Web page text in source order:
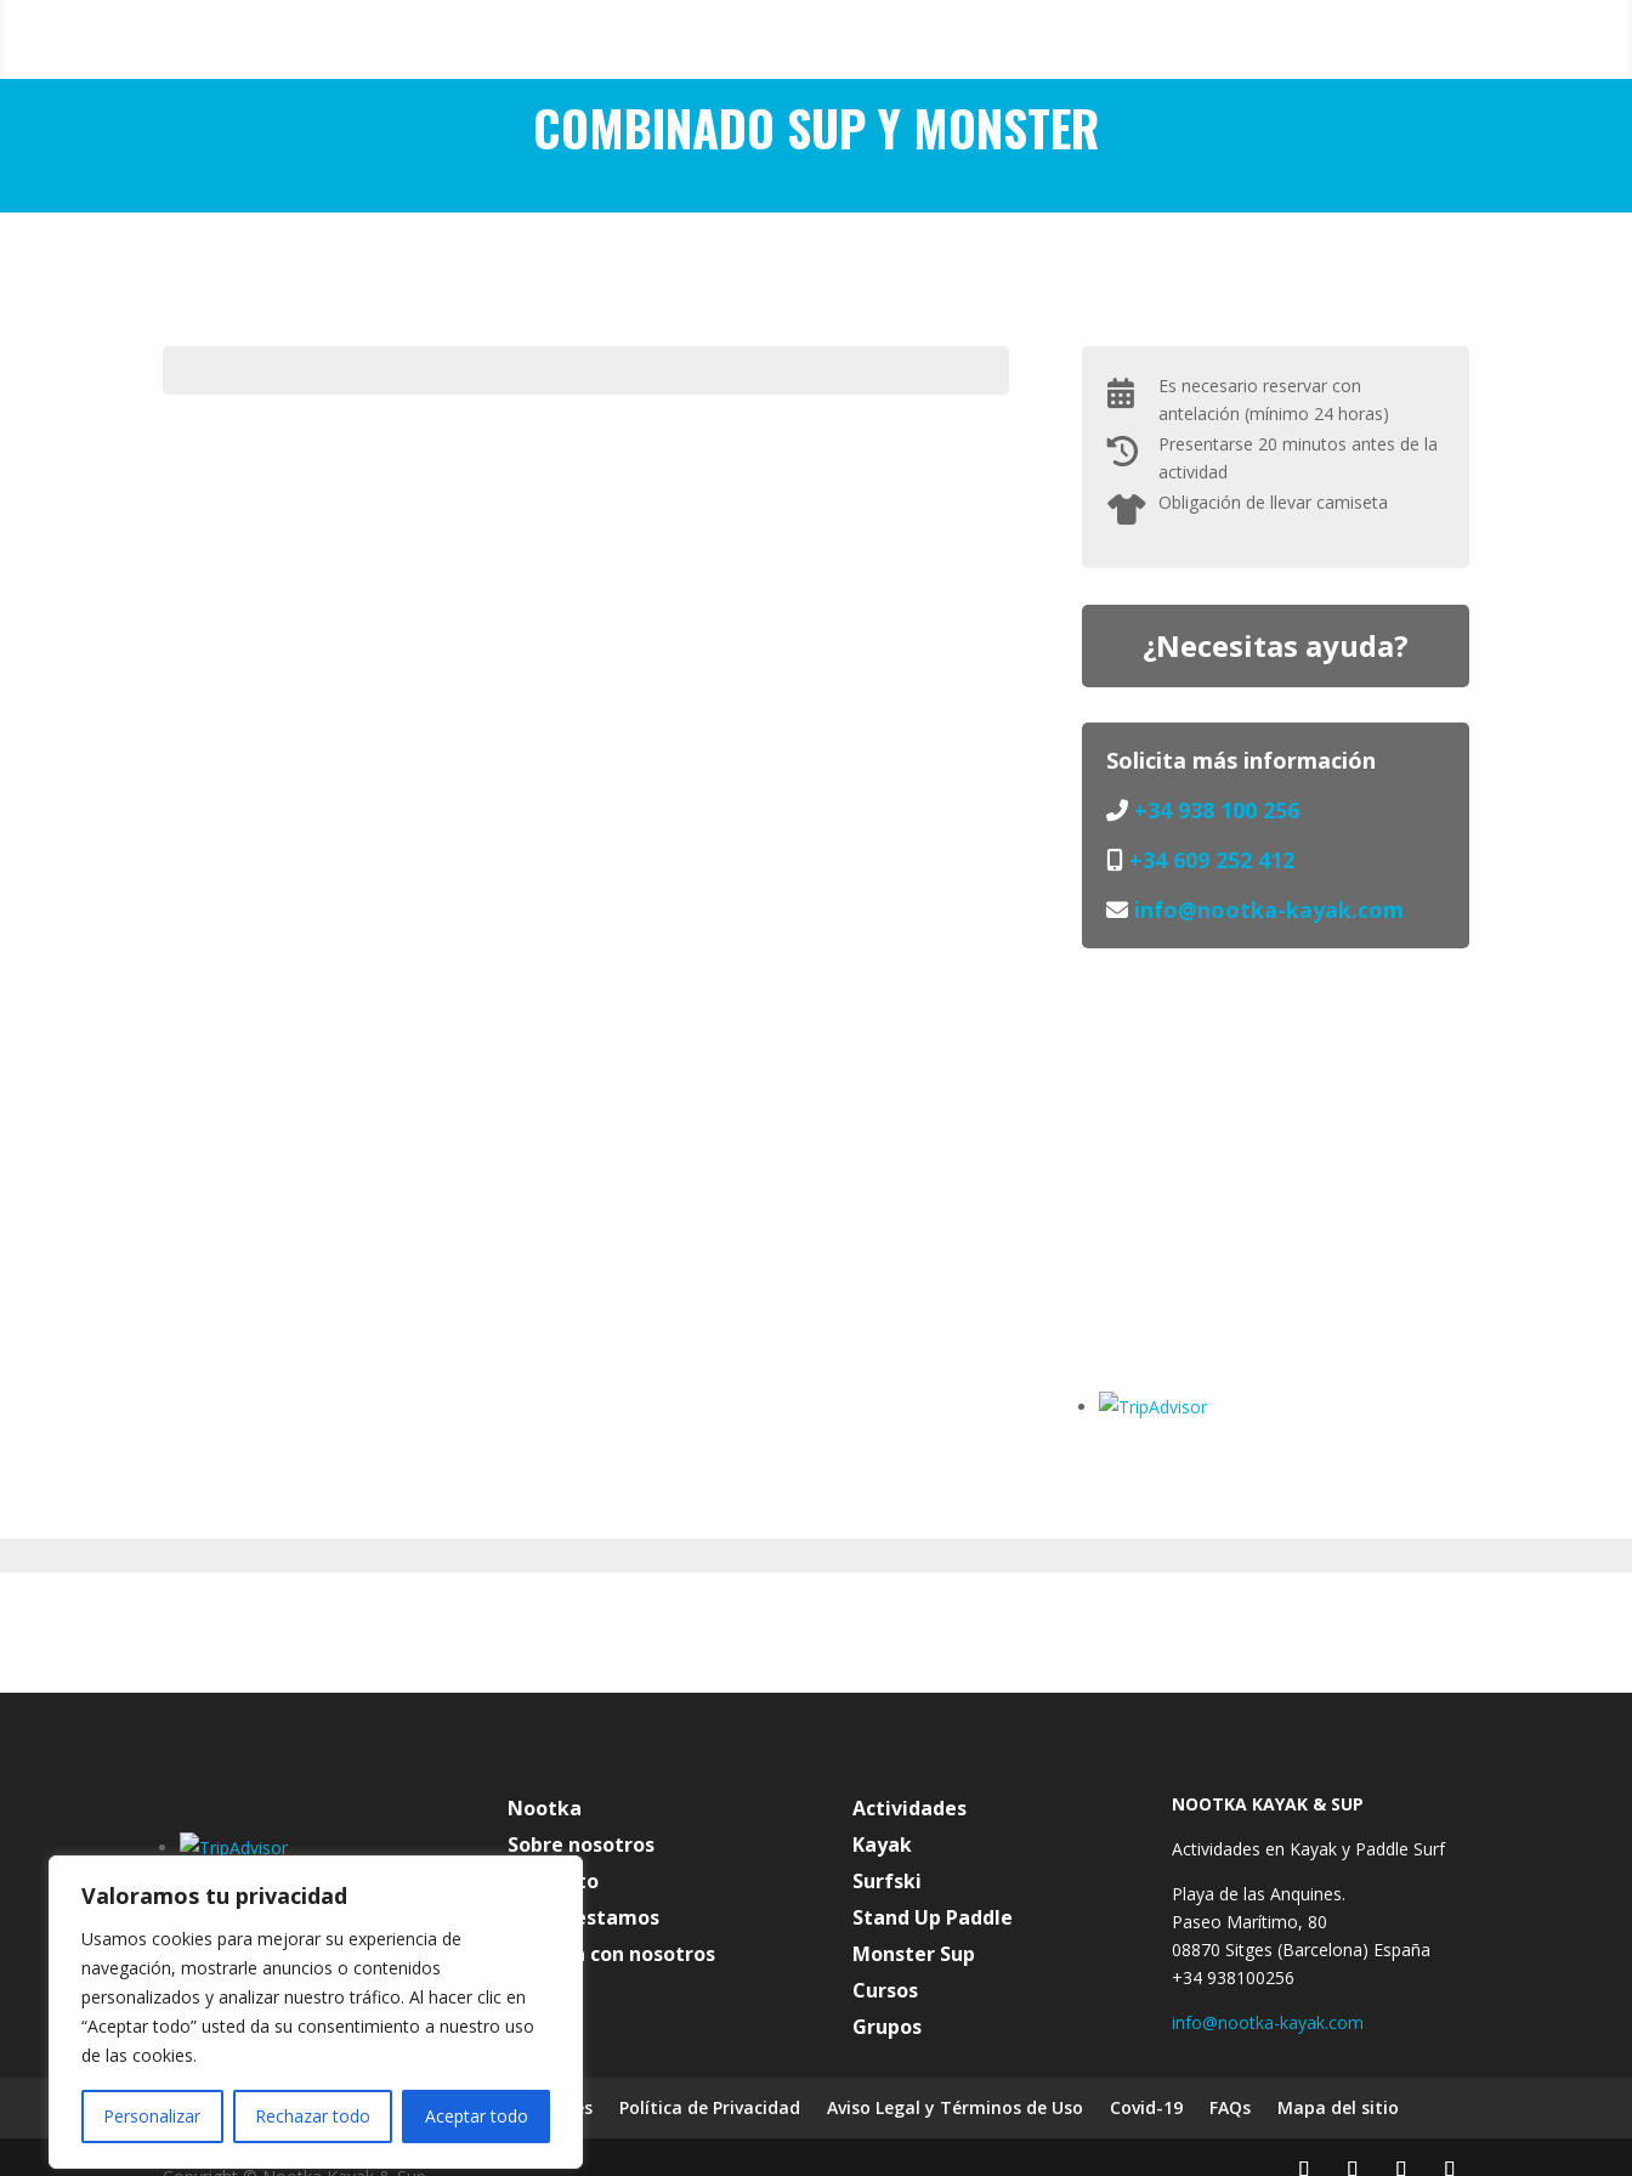
Valoramos tu privacidad
Usamos cookies para mejorar su experiencia de
navegación, mostrarle anuncios o contenidos
personalizados y analizar nuestro tráfico. Al hacer clic en
“Aceptar todo” usted da su consentimiento a nuestro uso
de las cookies.
Personalizar Rechazar todo Aceptar todo
COMBINADO SUP Y MONSTER
Es necesario reservar con
antelación (mínimo 24 horas)
Presentarse 20 minutos antes de la
actividad
Obligación de llevar camiseta
¿Necesitas ayuda?
Solicita más información
+34 938 100 256
+34 609 252 412
info@nootka-kayak.com
Nootka
Sobre nosotros
Contacto
Donde estamos
Trabaja con nosotros
Actividades
Kayak
Surfski
Stand Up Paddle
Monster Sup
Cursos
Grupos
NOOTKA KAYAK & SUP
Actividades en Kayak y Paddle Surf
Playa de las Anquines.
Paseo Marítimo, 80
08870 Sitges (Barcelona) España
+34 938100256
info@nootka-kayak.com
Contratación y Devoluciones Política de Cookies Política de Privacidad Aviso Legal y Términos de Uso Covid-19 FAQs Mapa del sitio